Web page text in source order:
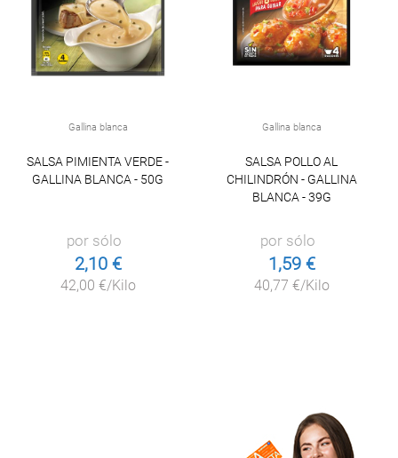
Gallina blanca
SALSA PIMIENTA VERDE -
GALLINA BLANCA - 50G
por sólo
2,10 €
42,00 €/Kilo
Gallina blanca
SALSA POLLO AL
CHILINDRÓN - GALLINA
BLANCA - 39G
por sólo
1,59 €
40,77 €/Kilo